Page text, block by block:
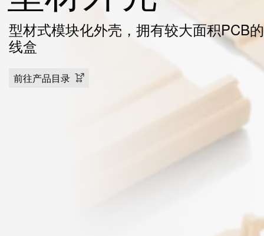
型材式模块化外壳，拥有较大面积PCB
线盒
前往产品目录